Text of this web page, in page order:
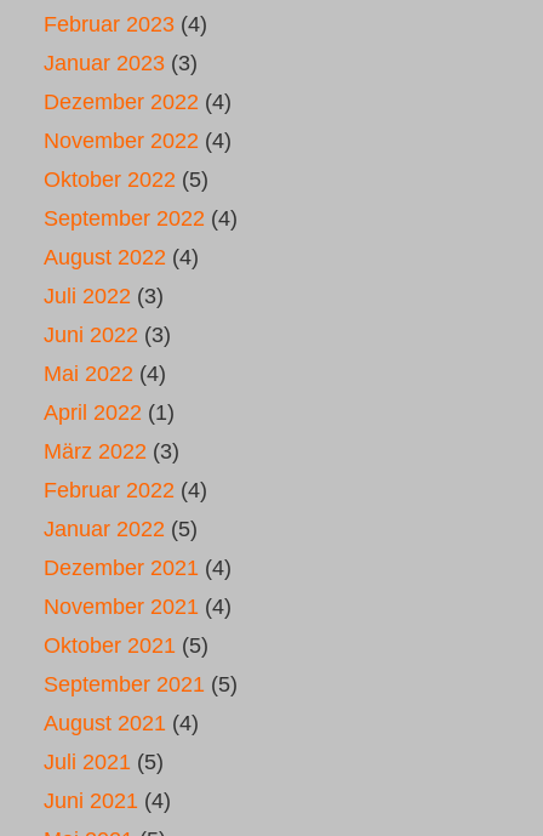
Februar 2023 (4)
Januar 2023 (3)
Dezember 2022 (4)
November 2022 (4)
Oktober 2022 (5)
September 2022 (4)
August 2022 (4)
Juli 2022 (3)
Juni 2022 (3)
Mai 2022 (4)
April 2022 (1)
März 2022 (3)
Februar 2022 (4)
Januar 2022 (5)
Dezember 2021 (4)
November 2021 (4)
Oktober 2021 (5)
September 2021 (5)
August 2021 (4)
Juli 2021 (5)
Juni 2021 (4)